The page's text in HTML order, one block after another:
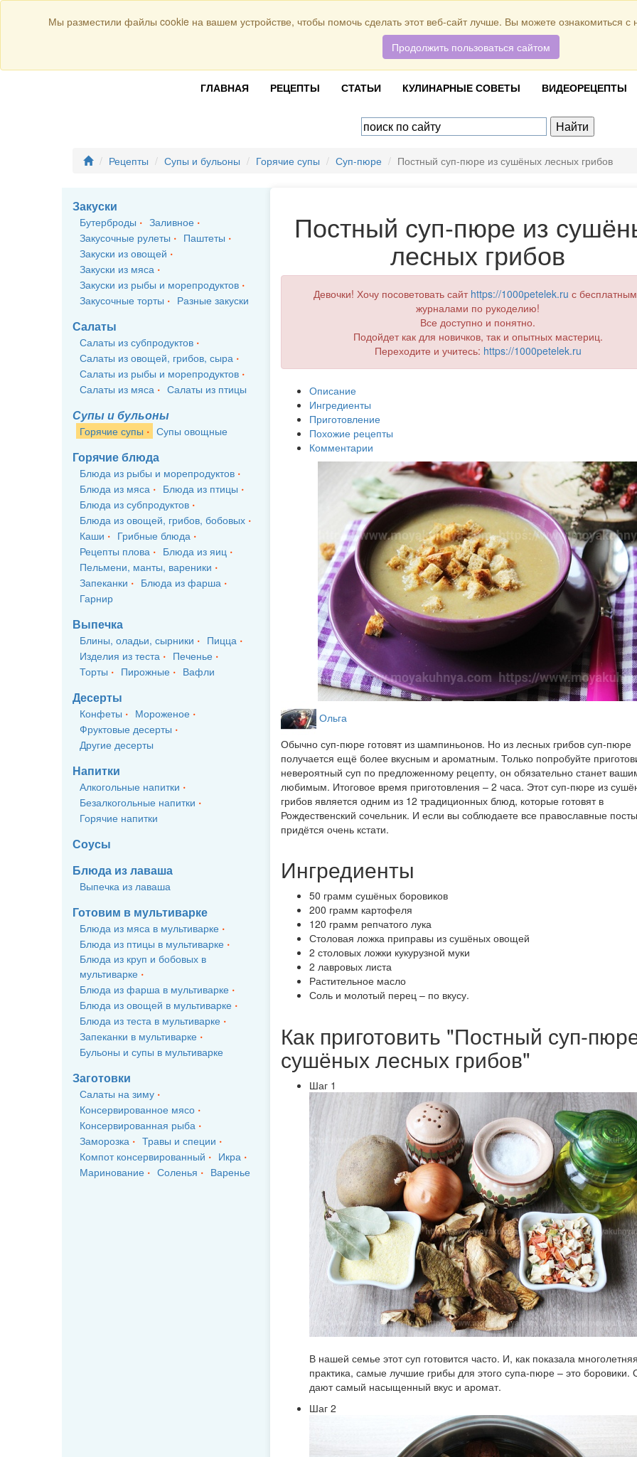
ГЛАВНАЯ РЕЦЕПТЫ СТАТЬИ КУЛИНАРНЫЕ СОВЕТЫ ВИДЕОРЕЦЕПТЫ
Рецепты Супы и бульоны Горячие супы Суп-пюре Постный суп-пюре из сушёных лесных грибов
Закуски
Бутерброды
Заливное
Закусочные рулеты
Паштеты
Закуски из овощей
Закуски из мяса
Закуски из рыбы и морепродуктов
Закусочные торты
Разные закуски
Салаты
Салаты из субпродуктов
Салаты из овощей, грибов, сыра
Салаты из рыбы и морепродуктов
Салаты из мяса
Салаты из птицы
Супы и бульоны
Горячие супы Супы овощные
Горячие блюда
Блюда из рыбы и морепродуктов
Блюда из мяса
Блюда из птицы
Блюда из субпродуктов
Блюда из овощей, грибов, бобовых
Каши
Грибные блюда
Рецепты плова
Блюда из яиц
Пельмени, манты, вареники
Запеканки
Блюда из фарша
Гарнир
Выпечка
Блины, оладьи, сырники
Пицца
Изделия из теста
Печенье
Торты
Пирожные Вафли
Десерты
Конфеты
Мороженое
Фруктовые десерты
Другие десерты
Напитки
Алкогольные напитки
Безалкогольные напитки
Горячие напитки
Соусы
Блюда из лаваша
Выпечка из лаваша
Готовим в мультиварке
Блюда из мяса в мультиварке
Блюда из птицы в мультиварке
Блюда из круп и бобовых в
мультиварке
Блюда из фарша в мультиварке
Блюда из овощей в мультиварке
Блюда из теста в мультиварке
Запеканки в мультиварке
Бульоны и супы в мультиварке
Заготовки
Салаты на зиму
Консервированное мясо
Консервированная рыба
Заморозка
Травы и специи
Компот консервированный
Икра
Маринование
Соленья Варенье
Постный суп-пюре из
лесных грибов
Девочки! Хочу посоветовать сайт https://1000petelek.ru с
журналами по рукоделию!
Все доступно и понятно.
Подойдет как для новичков, так и опытных мастериц.
Переходите и учитесь: https://1000petelek.ru
Описание
Ингредиенты
Приготовление
Похожие рецепты
Комментарии
Ольга
Обычно суп-пюре готовят из шампиньонов. Но из лесных грибов суп-пюре
получается ещё более вкусным и ароматным. Только попробуйте
невероятный суп по предложенному рецепту, он обязательно станет
любимым. Итоговое время приготовления – 2 часа. Этот суп-пюре из
грибов является одним из 12 традиционных блюд, которые готовят в
Рождественский сочельник. И если вы соблюдаете все православные
придётся очень кстати.
Ингредиенты
50 грамм сушёных боровиков
200 грамм картофеля
120 грамм репчатого лука
Столовая ложка приправы из сушёных овощей
2 столовых ложки кукурузной муки
2 лавровых листа
Растительное масло
Соль и молотый перец – по вкусу.
Как приготовить "Постный суп-
сушёных лесных грибов"
Шаг 1
В нашей семье этот суп готовится часто. И, как показала
практика, самые лучшие грибы для этого супа-пюре – это боровики.
дают самый насыщенный вкус и аромат.
Шаг 2
Мы разместили файлы cookie на вашем устройстве, чтобы помочь сделать этот веб-сайт лучше. Вы можете ознакомиться
Продолжить пользоваться сайтом